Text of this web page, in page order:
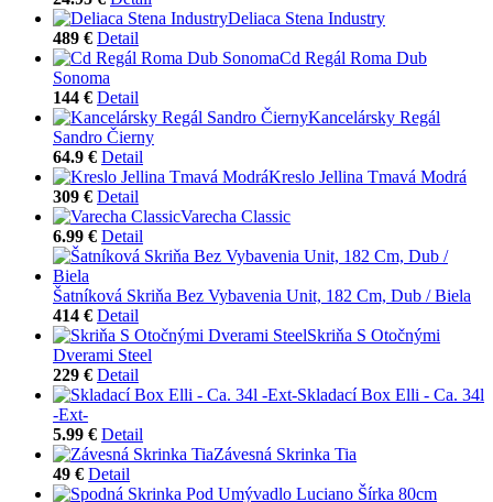
Deliaca Stena Industry
489 € Detail
Cd Regál Roma Dub
Sonoma
144 € Detail
Kancelársky Regál
Sandro Čierny
64.9 € Detail
Kreslo Jellina Tmavá Modrá
309 € Detail
Varecha Classic
6.99 € Detail
Šatníková Skriňa Bez Vybavenia Unit, 182 Cm, Dub / Biela
414 € Detail
Skriňa S Otočnými
Dverami Steel
229 € Detail
Skladací Box Elli - Ca. 34l
-Ext-
5.99 € Detail
Závesná Skrinka Tia
49 € Detail